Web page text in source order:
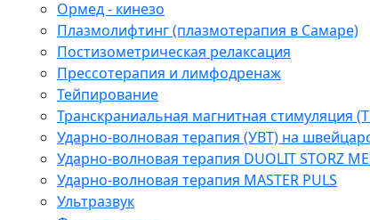
Ормед - кинезо
Плазмолифтинг (плазмотерапия в Самаре)
Постизометрическая релаксация
Прессотерапия и лимфодренаж
Тейпирование
Транскраниальная магнитная стимуляция
Ударно-волновая терапия (УВТ) на
Ударно-волновая терапия DUOLIT STORZ
Ударно-волновая терапия MASTER PULS
Ультразвук